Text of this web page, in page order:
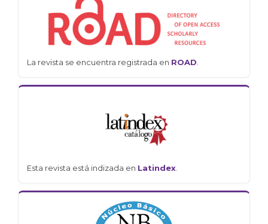
La revista se encuentra registrada en ROAD
Esta revista está indizada en Latindex